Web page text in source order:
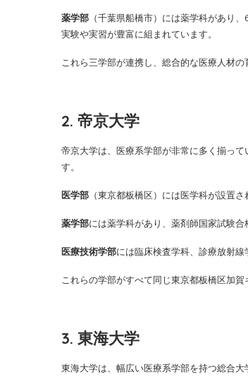
薬学部 （千葉県船橋市）には薬学科があり
実験や実習が豊富に組まれています。
これら三学部が連携し、総合的な医療人材
2. 帝京大学
帝京大学は、医療系学部が非常に多く揃っ
す。
医学部 （東京都板橋区）には医学科が設置
薬学部には薬学科があり、薬剤師国家試験合
医療技術学部には臨床検査学科、診療放射
これらの学部がすべて同じ東京都板橋区加
3. 東海大学
東海大学は、幅広い医療系学部を持つ総合